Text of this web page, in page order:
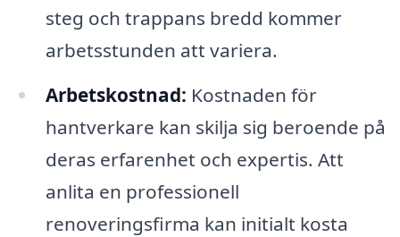
steg och trappans bredd kommer
arbetsstunden att variera.
Arbetskostnad: Kostnaden för
hantverkare kan skilja sig beroende på
deras erfarenhet och expertis. Att
anlita en professionell
renoveringsfirma kan initialt kosta